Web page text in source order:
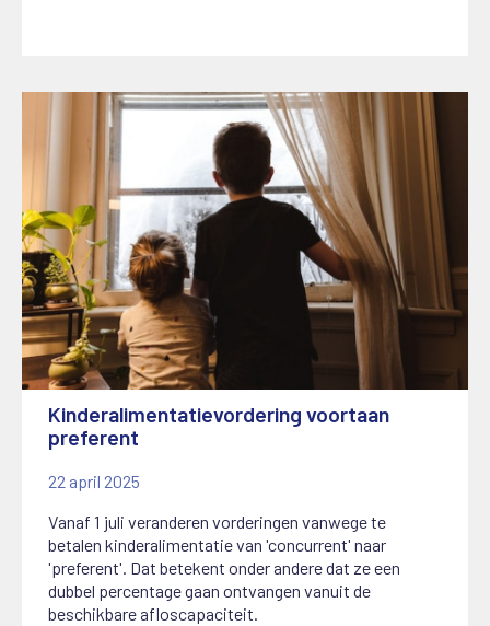
Kinderalimentatievordering voortaan
preferent
22 april 2025
Vanaf 1 juli veranderen vorderingen vanwege te
betalen kinderalimentatie van 'concurrent' naar
'preferent'. Dat betekent onder andere dat ze een
dubbel percentage gaan ontvangen vanuit de
beschikbare afloscapaciteit.